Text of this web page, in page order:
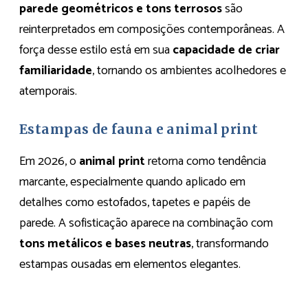
parede geométricos e tons terrosossão
reinterpretados em composições contemporâneas. A
força desse estilo está em suacapacidade de criar
familiaridade, tornando os ambientes acolhedores e
atemporais.
Estampas de fauna e animal print
Em 2026, oanimal printretorna como tendência
marcante, especialmente quando aplicado em
detalhes como estofados, tapetes e papéis de
parede. A sofisticação aparece na combinação com
tons metálicos e bases neutras, transformando
estampas ousadas em elementos elegantes.